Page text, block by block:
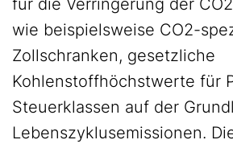
für die Verringerung der
wie beispielsweise CO2-
Zollschranken, gesetzliche
Kohlenstoffhöchstwerte für
Steuerklassen auf der
Lebenszyklusemissionen.